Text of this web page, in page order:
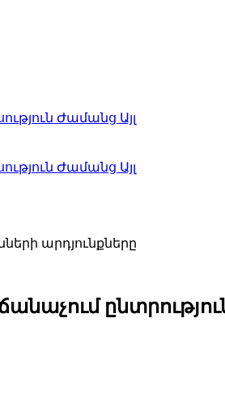
Ժամանց Այլ
Ժամանց Այլ
արդյունքները